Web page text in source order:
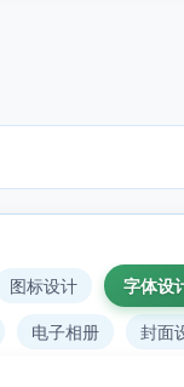
图标设计
字体设
电子相册 封面